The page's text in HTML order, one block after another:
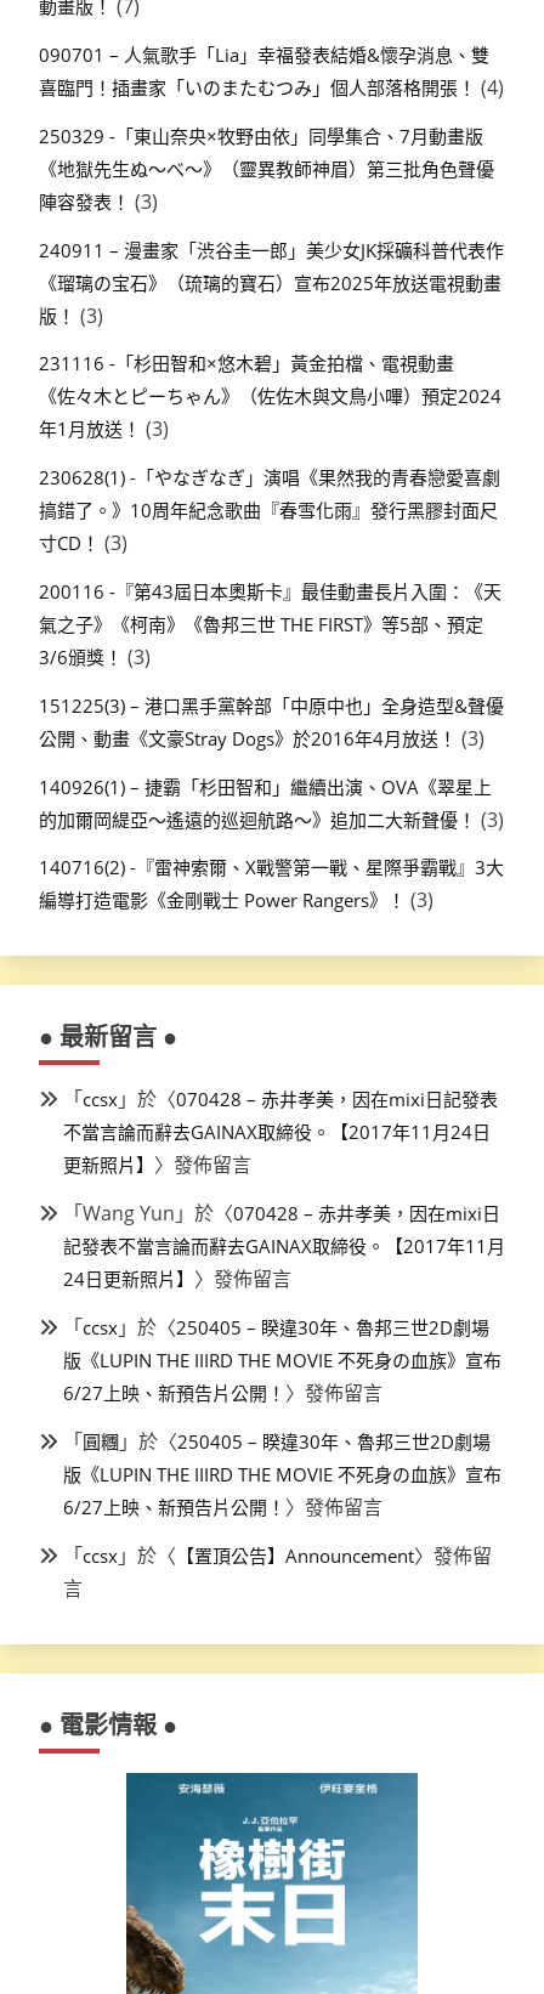
動畫版！ (7)
090701 – 人氣歌手「Lia」幸福發表結婚&懷孕消息、雙
喜臨門！插畫家「いのまたむつみ」個人部落格開張！ (4)
250329 -「東山奈央×牧野由依」同學集合、7月動畫版
《地獄先生ぬ～べ～》（靈異教師神眉）第三批角色聲優
陣容發表！ (3)
240911 – 漫畫家「渋谷圭一郎」美少女JK採礦科普代表作
《瑠璃の宝石》（琉璃的寶石）宣布2025年放送電視動畫
版！ (3)
231116 -「杉田智和×悠木碧」黃金拍檔、電視動畫
《佐々木とピーちゃん》（佐佐木與文鳥小嗶）預定2024
年1月放送！ (3)
230628(1) -「やなぎなぎ」演唱《果然我的青春戀愛喜劇
搞錯了。》10周年紀念歌曲『春雪化雨』發行黑膠封面尺
寸CD！ (3)
200116 -『第43屆日本奧斯卡』最佳動畫長片入圍：《天
氣之子》《柯南》《魯邦三世 THE FIRST》等5部、預定
3/6頒獎！ (3)
151225(3) – 港口黑手黨幹部「中原中也」全身造型&聲優
公開、動畫《文豪Stray Dogs》於2016年4月放送！ (3)
140926(1) – 捷霸「杉田智和」繼續出演、OVA《翠星上
的加爾岡緹亞～遙遠的巡迴航路～》追加二大新聲優！ (3)
140716(2) -『雷神索爾、X戰警第一戰、星際爭霸戰』3大
編導打造電影《金剛戰士 Power Rangers》！ (3)
● 最新留言 ●
「ccsx 」於〈070428 – 赤井孝美，因在mixi日記發表
不當言論而辭去GAINAX取締役。【2017年11月24日
更新照片】 〉發佈留言
「Wang Yun 」於〈070428 – 赤井孝美，因在mixi日
記發表不當言論而辭去GAINAX取締役。【2017年11月
24日更新照片】 〉發佈留言
「ccsx 」於〈250405 – 睽違30年、魯邦三世2D劇場
版《LUPIN THE IIIRD THE MOVIE 不死身の血族》宣布
6/27上映、新預告片公開！ 〉發佈留言
「圓糰 」於〈250405 – 睽違30年、魯邦三世2D劇場
版《LUPIN THE IIIRD THE MOVIE 不死身の血族》宣布
6/27上映、新預告片公開！ 〉發佈留言
「ccsx 」於〈 【置頂公告】Announcement〉發佈留
言
● 電影情報 ●